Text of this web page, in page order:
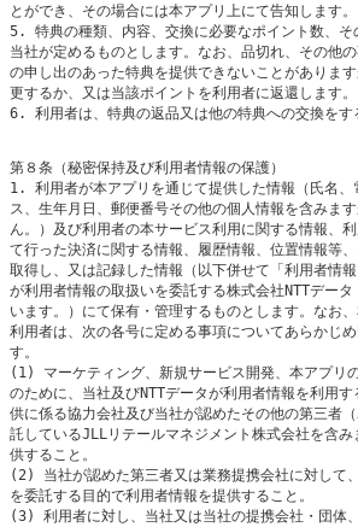
とができ、その場合には本アプリ上にて告知します。
5. 特典の種類、内容、交換に必要なポイント数、そ
当社が定めるものとします。なお、品切れ、その他
の申し出のあった特典を提供できないことがありま
更するか、又は当該ポイントを利用者に返還します。
6. 利用者は、特典の返品又は他の特典への交換をす
第８条（秘密保持及び利用者情報の保護）
1. 利用者が本アプリを通じて提供した情報（氏名、
ス、生年月日、郵便番号その他の個人情報を含みま
ん。）及び利用者の本サービス利用に関する情報、
て行った決済に関する情報、履歴情報、位置情報等
取得し、又は記録した情報（以下併せて「利用者情
が利用者情報の取扱いを委託する株式会社NTTデー
います。）にて保有・管理するものとします。なお、
利用者は、次の各号に定める事項についてあらかじ
す。
(1) マーケティング、新規サービス開発、本アプリ
のために、当社及びNTTデータが利用者情報を利用
供に係る協力会社及び当社が認めたその他の第三者
託しているJLLリテールマネジメント株式会社を含
供すること。
(2) 当社が認めた第三者又は業務提携会社に対して
を委託する目的で利用者情報を提供すること。
(3) 利用者に対し、当社又は当社の提携会社・団体